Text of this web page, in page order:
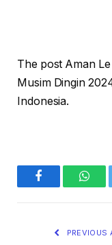
The post Aman
Musim Dingin
Indonesia.
Facebook
PREVIOUS